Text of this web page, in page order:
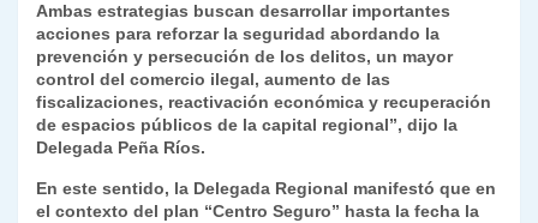
Ambas estrategias buscan desarrollar importantes
acciones para reforzar la seguridad abordando la
prevención y persecución de los delitos, un mayor
control del comercio ilegal, aumento de las
fiscalizaciones, reactivación económica y recuperación
de espacios públicos de la capital regional”, dijo la
Delegada Peña Ríos.
En este sentido, la Delegada Regional manifestó que en
el contexto del plan “Centro Seguro” hasta la fecha la